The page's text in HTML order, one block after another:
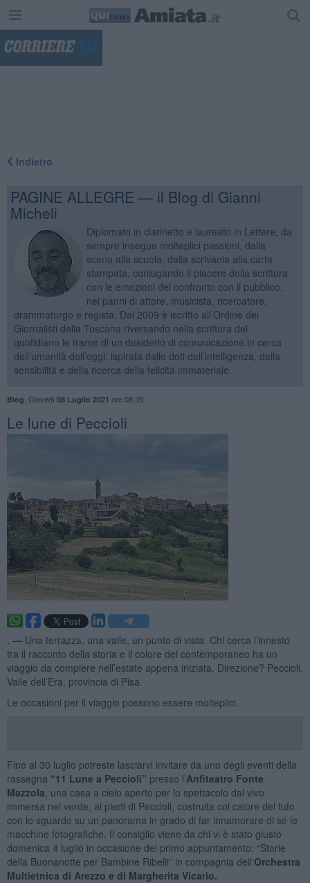
Indietro
PAGINE ALLEGRE — il Blog di Gianni
Micheli
Diplomato in clarinetto e laureato in Lettere, da
sempre insegue molteplici passioni, dalla
scena alla scuola, dalla scrivania alla carta
stampata, coniugando il piacere della scrittura
con le emozioni del confronto con il pubblico,
nei panni di attore, musicista, ricercatore,
drammaturgo e regista. Dal 2009 è iscritto all’Ordine dei
Giornalisti della Toscana riversando nella scrittura del
quotidiano le trame di un desiderio di comunicazione in cerca
dell’umanità dell’oggi, ispirata dalle doti dell’intelligenza, della
sensibilità e della ricerca della felicità immateriale.
Blog Giovedì 08 Luglio 2021 ore 08:39
​Le lune di Peccioli
. — Una terrazza, una valle, un punto di vista. Chi cerca l’innesto
tra il racconto della storia e il colore del contemporaneo ha un
viaggio da compiere nell’estate appena iniziata. Direzione? Peccioli,
Valle dell’Era, provincia di Pisa.
Le occasioni per il viaggio possono essere molteplici.
Fino al 30 luglio potreste lasciarvi invitare da uno degli eventi della
rassegna “11 Lune a Peccioli” presso l’Anfiteatro Fonte
Mazzola , una casa a cielo aperto per lo spettacolo dal vivo
immersa nel verde, ai piedi di Peccioli, costruita col calore del tufo
con lo sguardo su un panorama in grado di far innamorare di sé le
macchine fotografiche. Il consiglio viene da chi vi è stato giusto
domenica 4 luglio in occasione del primo appuntamento: “Storie
della Buonanotte per Bambine Ribelli” in compagnia dell'Orchestra
Multietnica di Arezzo e di Margherita Vicario.